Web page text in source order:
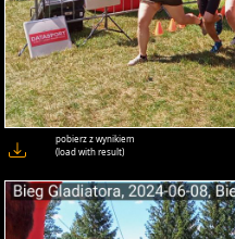
pobierz z wynikiem
(load with result)